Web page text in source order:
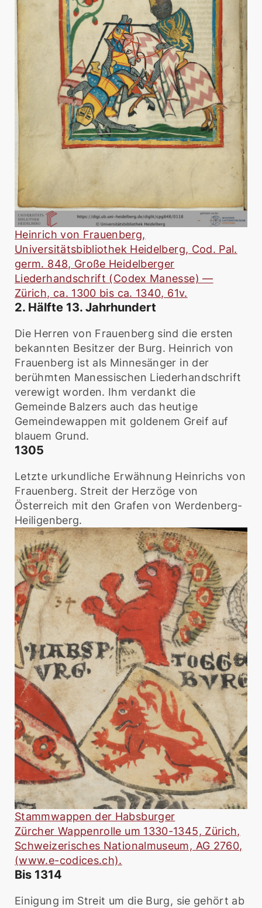
Heinrich von Frauenberg,
Universitätsbibliothek Heidelberg, Cod. Pal.
germ. 848, Große Heidelberger
Liederhandschrift (Codex Manesse) —
Zürich, ca. 1300 bis ca. 1340, 61v.
2. Hälfte 13. Jahrhundert
Die Herren von Frauenberg sind die ersten
bekannten Besitzer der Burg. Heinrich von
Frauenberg ist als Minnesänger in der
berühmten Manessischen Liederhandschrift
verewigt worden. Ihm verdankt die
Gemeinde Balzers auch das heutige
Gemeindewappen mit goldenem Greif auf
blauem Grund.
1305
Letzte urkundliche Erwähnung Heinrichs von
Frauenberg. Streit der Herzöge von
Österreich mit den Grafen von Werdenberg-
Heiligenberg.
Stammwappen der Habsburger
Zürcher Wappenrolle um 1330-1345, Zürich,
Schweizerisches Nationalmuseum, AG 2760,
(www.e-codices.ch).
Bis 1314
Einigung im Streit um die Burg, sie gehört ab